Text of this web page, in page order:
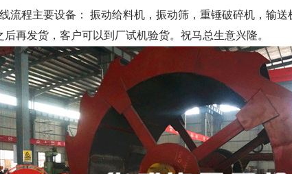
程主要设备： 振动给料机，振动筛，重锤破碎机，输送
再发货，客户可以到厂试机验货。祝马总生意兴隆。